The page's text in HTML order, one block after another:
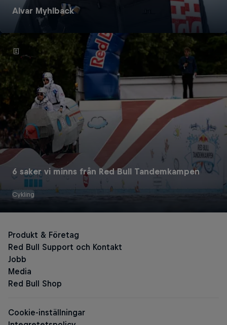
Alvar Myhlback
6 saker vi minns från Red Bull Tandemkampen
Cykling
Red Bull Energy Drinks
The Original Red Bull
Red Bull Zero
Red Bull Sugarfree